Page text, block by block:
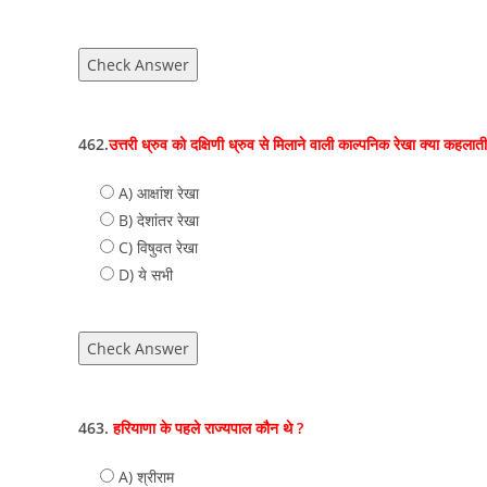
Check Answer
462.उत्तरी ध्रुव को दक्षिणी ध्रुव से मिलाने वाली काल्पनिक रेखा क्या
A) आक्षांश रेखा
B) देशांतर रेखा
C) विषुवत रेखा
D) ये सभी
Check Answer
463. हरियाणा के पहले राज्यपाल कौन थे ?
A) श्रीराम